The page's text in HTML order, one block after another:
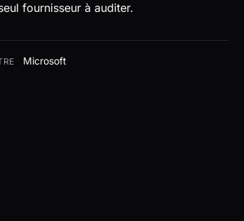
fournisseur à auditer.
Microsoft